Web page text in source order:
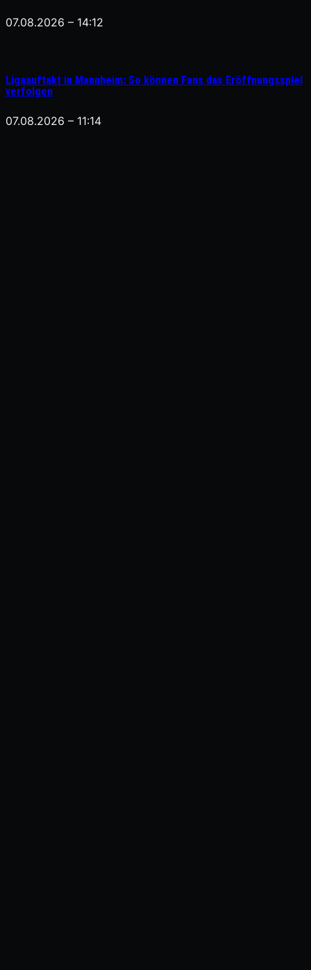
07.08.2026 – 14:12
Ligaauftakt in Mannheim: So können Fans das Eröffnungsspiel
verfolgen
07.08.2026 – 11:14